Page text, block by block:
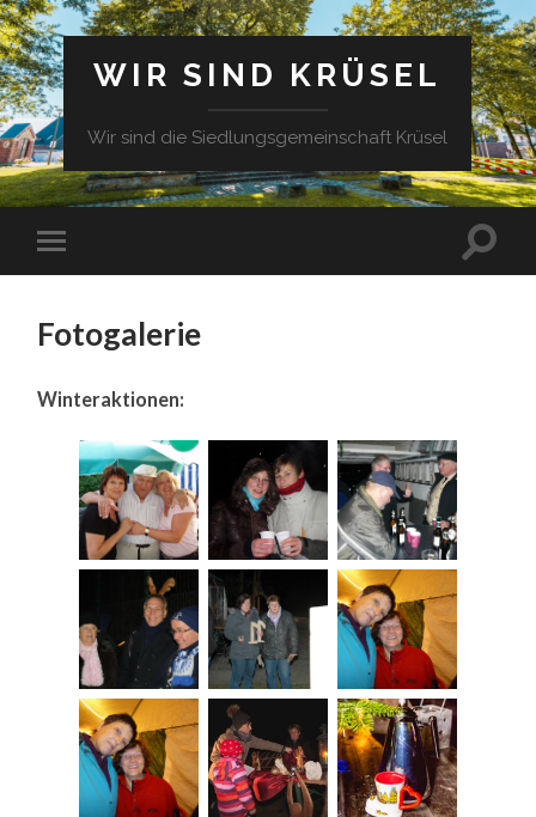
WIR SIND KRÜSEL
Wir sind die Siedlungsgemeinschaft Krüsel
Fotogalerie
Winteraktionen: